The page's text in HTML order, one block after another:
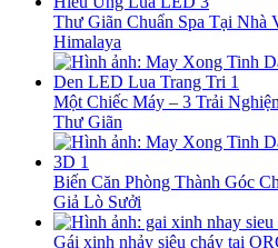
Thư Giãn Chuẩn Spa Tại Nhà
Himalaya
Một Chiếc Máy – 3 Trải
Thư Giãn
Biến Căn Phòng Thành Góc
Giả Lò Sưởi
Gái xinh nhảy siêu cháy tại